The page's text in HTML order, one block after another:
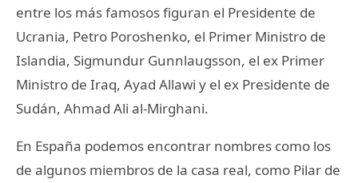
entre los más famosos figuran el Presidente de
Ucrania, Petro Poroshenko, el Primer Ministro de
Islandia, Sigmundur Gunnlaugsson, el ex Primer
Ministro de Iraq, Ayad Allawi y el ex Presidente de
Sudán, Ahmad Ali al-Mirghani.
En España podemos encontrar nombres como los
de algunos miembros de la casa real, como Pilar de